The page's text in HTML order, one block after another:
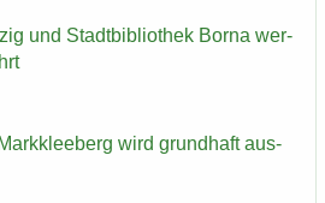
und Stadt­bi­blio­thek Borna wer­
wird grund­haft aus­